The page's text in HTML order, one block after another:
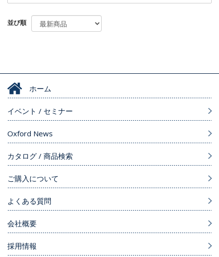
並び順
ホーム
イベント / セミナー
Oxford News
カタログ / 商品検索
ご購入について
よくある質問
会社概要
採用情報